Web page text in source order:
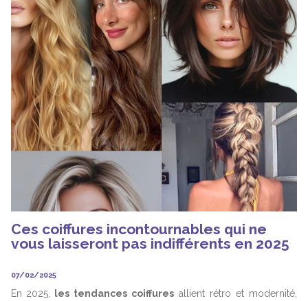
Ces coiffures incontournables qui ne
vous laisseront pas indifférents en 2025
07/02/2025
En 2025, les tendances coiffures allient rétro et modernité,